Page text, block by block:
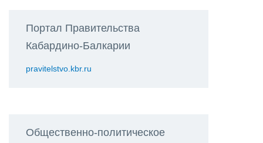
Портал Правительства
Кабардино-Балкарии
pravitelstvo.kbr.ru
Общественно-политическое